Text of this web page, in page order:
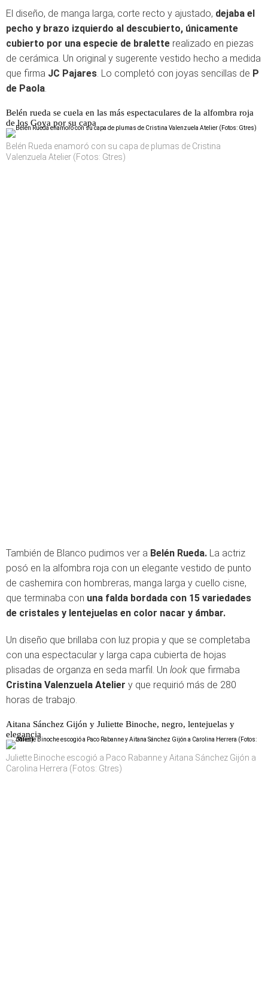
El diseño, de manga larga, corte recto y ajustado, dejaba el
pecho y brazo izquierdo al descubierto, únicamente
cubierto por una especie de bralette realizado en piezas
de cerámica. Un original y sugerente vestido hecho a medida
que firma JC Pajares. Lo completó con joyas sencillas de P
de Paola.
Belén rueda se cuela en las más espectaculares de la alfombra roja
de los Goya por su capa
Belén Rueda enamoró con su capa de plumas de Cristina
Valenzuela Atelier (Fotos: Gtres)
También de Blanco pudimos ver a Belén Rueda. La actriz
posó en la alfombra roja con un elegante vestido de punto
de cashemira con hombreras, manga larga y cuello cisne,
que terminaba con una falda bordada con 15 variedades
de cristales y lentejuelas en color nacar y ámbar.
Un diseño que brillaba con luz propia y que se completaba
con una espectacular y larga capa cubierta de hojas
plisadas de organza en seda marfil. Un look que firmaba
Cristina Valenzuela Atelier y que requirió más de 280
horas de trabajo.
Aitana Sánchez Gijón y Juliette Binoche, negro, lentejuelas y
elegancia
Juliette Binoche escogió a Paco Rabanne y Aitana Sánchez Gijón a
Carolina Herrera (Fotos: Gtres)